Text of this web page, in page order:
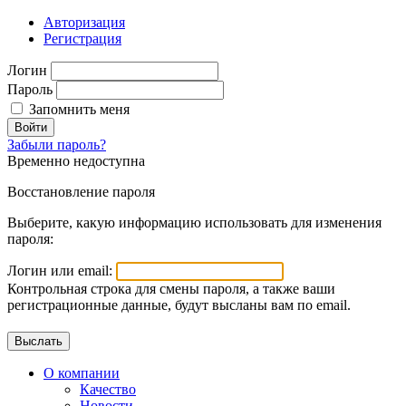
Авторизация
Регистрация
Логин
Пароль
Запомнить меня
Войти
Забыли пароль?
Временно недоступна
Восстановление пароля
Выберите, какую информацию использовать для изменения
пароля:
Логин или email:
Контрольная строка для смены пароля, а также ваши
регистрационные данные, будут высланы вам по email.
О компании
Качество